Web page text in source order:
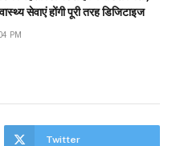
सेवाएं होंगी पूरी तरह डिजिटाइज
PM
Twitter